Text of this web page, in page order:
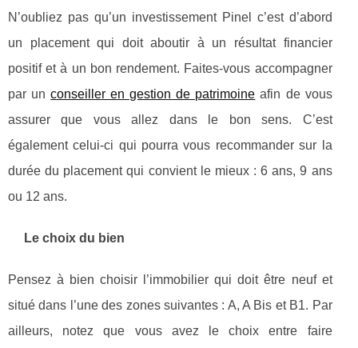
N’oubliez pas qu’un investissement Pinel c’est d’abord
un placement qui doit aboutir à un résultat financier
positif et à un bon rendement. Faites-vous accompagner
par unconseiller en gestion de patrimoine afin de vous
assurer que vous allez dans le bon sens. C’est
également celui-ci qui pourra vous recommander sur la
durée du placement qui convient le mieux : 6 ans, 9 ans
ou 12 ans.
Le choix du bien
Pensez à bien choisir l’immobilier qui doit être neuf et
situé dans l’une des zones suivantes : A, A Bis et B1. Par
ailleurs, notez que vous avez le choix entre faire